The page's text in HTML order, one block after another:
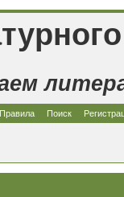
Правила Поиск